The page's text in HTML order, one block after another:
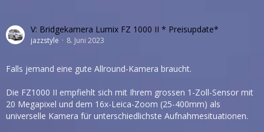
V: Bridgekamera Lumix FZ 1000 II * Preisupdate*
jazzstyle 8. Juni 2023
Falls jemand eine gute Allround-Kamera braucht.
Die FZ1000 II empfiehlt sich mit Ihrem grossen 1-Zoll-Sensor mit
20 Megapixel und dem 16x-Leica-Zoom (25-400mm) als
universelle Kamera für unterschiedlichste Aufnahmesituationen.